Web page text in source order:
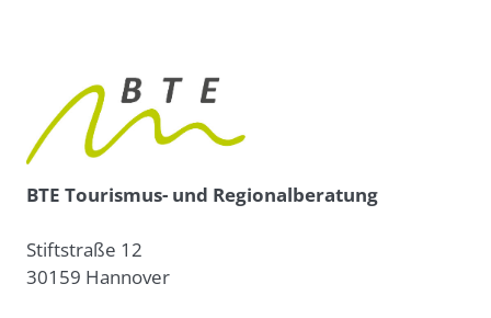
BTE Tourismus- und Regionalberatung
Stiftstraße 12
30159 Hannover